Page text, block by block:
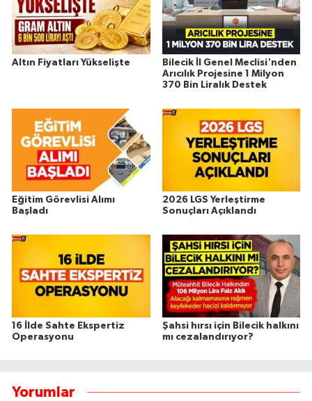
Altın Fiyatları Yükselişte
Bilecik İl Genel Meclisi'nden
Arıcılık Projesine 1 Milyon
370 Bin Liralık Destek
Eğitim Görevlisi Alımı
Başladı
2026 LGS Yerleştirme
Sonuçları Açıklandı
16 İlde Sahte Ekspertiz
Operasyonu
Şahsi hırsı için Bilecik halkını
mı cezalandırıyor?
Yorumlar